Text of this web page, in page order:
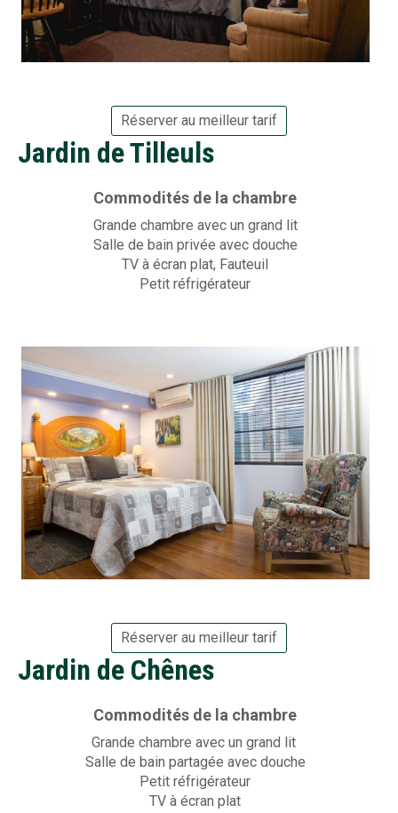
Réserver au meilleur tarif
Jardin de Tilleuls
Commodités de la chambre
Grande chambre avec un grand lit
Salle de bain privée avec douche
TV à écran plat, Fauteuil
Petit réfrigérateur
Réserver au meilleur tarif
Jardin de Chênes
Commodités de la chambre
Grande chambre avec un grand lit
Salle de bain partagée avec douche
Petit réfrigérateur
TV à écran plat